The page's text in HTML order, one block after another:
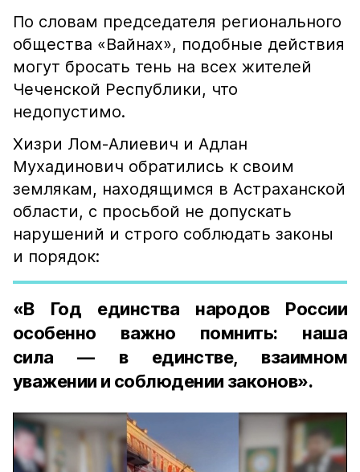
По словам председателя регионального
общества «Вайнах», подобные действия
могут бросать тень на всех жителей
Чеченской Республики, что
недопустимо.
Хизри Лом-Алиевич и Адлан
Мухадинович обратились к своим
землякам, находящимся в Астраханской
области, с просьбой не допускать
нарушений и строго соблюдать законы
и порядок:
«В Год единства народов России
особенно важно помнить: наша
сила — в единстве, взаимном
уважении и соблюдении законов».